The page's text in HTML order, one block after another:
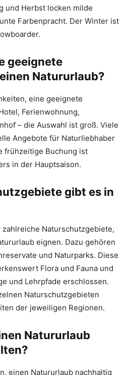
und Herbst locken milde
Farbenpracht. Der Winter ist
geeignete
Natururlaub?
eine geeignete
Ferienwohnung,
– die Auswahl ist groß. Viele
Angebote für Naturliebhaber
frühzeitige Buchung ist
in der Hauptsaison.
gibt es in
Naturschutzgebiete,
eignen. Dazu gehören
und Naturparks. Diese
Flora und Fauna und
und Lehrpfade erschlossen.
Naturschutzgebieten
der jeweiligen Regionen.
Natururlaub
einen Natururlaub nachhaltig